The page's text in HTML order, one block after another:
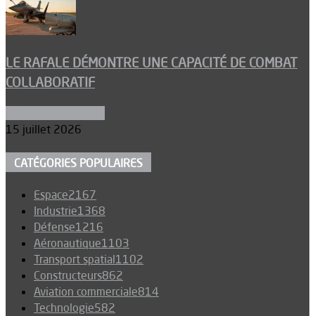
LE RAFALE DÉMONTRE UNE CAPACITÉ DE COMBAT
COLLABORATIF
15 juillet 2026
CATÉGORIES POPULAIRES
Espace2167
Industrie1368
Défense1216
Aéronautique1103
Transport spatial1102
Constructeurs862
Aviation commerciale814
Technologie582